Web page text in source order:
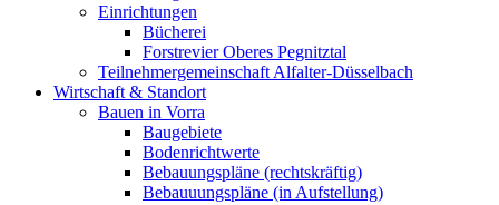
Einrichtungen
Bücherei
Forstrevier Oberes Pegnitztal
Teilnehmergemeinschaft Alfalter-Düsselbach
Wirtschaft & Standort
Bauen in Vorra
Baugebiete
Bodenrichtwerte
Bebauungspläne (rechtskräftig)
Bebauuungspläne (in Aufstellung)